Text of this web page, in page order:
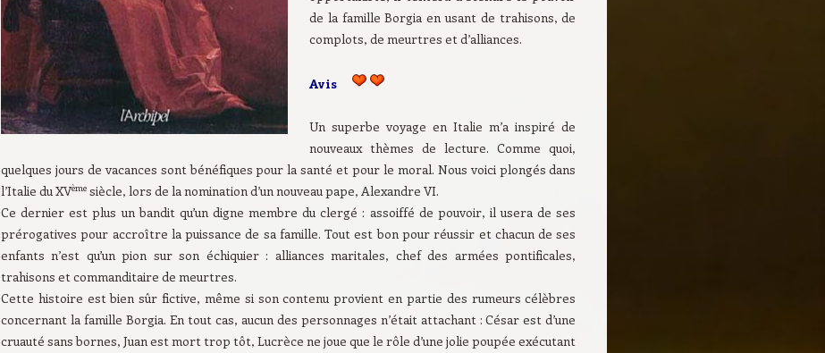
de la famille Borgia en usant de trahisons, de
complots, de meurtres et d’alliances.
Avis
Un superbe voyage en Italie m’a inspiré de
nouveaux thèmes de lecture. Comme quoi,
quelques jours de vacances sont bénéfiques pour la santé et pour le moral. Nous voici plongés dans
l’Italie du XVème siècle, lors de la nomination d’un nouveau pape, Alexandre VI.
Ce dernier est plus un bandit qu’un digne membre du clergé : assoiffé de pouvoir, il usera de ses
prérogatives pour accroître la puissance de sa famille. Tout est bon pour réussir et chacun de ses
enfants n’est qu’un pion sur son échiquier : alliances maritales, chef des armées pontificales,
trahisons et commanditaire de meurtres.
Cette histoire est bien sûr fictive, même si son contenu provient en partie des rumeurs célèbres
concernant la famille Borgia. En tout cas, aucun des personnages n’était attachant : César est d’une
cruauté sans bornes, Juan est mort trop tôt, Lucrèce ne joue que le rôle d’une jolie poupée exécutant